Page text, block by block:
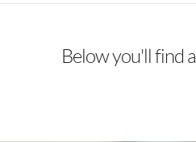
Below you'll find